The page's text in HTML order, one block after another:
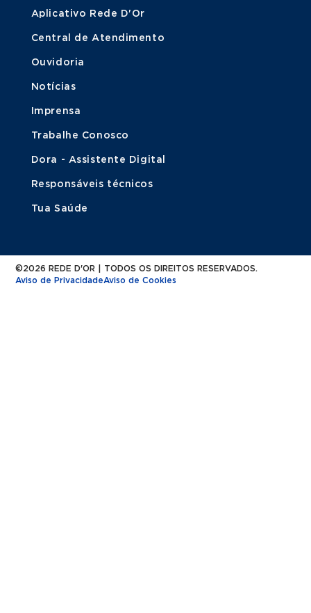
Aplicativo Rede D'Or
Central de Atendimento
Ouvidoria
Notícias
Imprensa
Trabalhe Conosco
Dora - Assistente Digital
Responsáveis técnicos
Tua Saúde
©2026 REDE D'OR | TODOS OS DIREITOS RESERVADOS.
Aviso de PrivacidadeAviso de Cookies